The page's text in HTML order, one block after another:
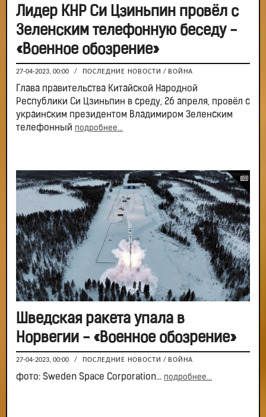
Лидер КНР Си Цзиньпин провёл с
Зеленским телефонную беседу -
«Военное обозрение»
27-04-2023, 00:00 / ПОСЛЕДНИЕ НОВОСТИ / ВОЙНА
Глава правительства Китайской Народной
Республики Си Цзиньпин в среду, 26 апреля, провёл с
украинским президентом Владимиром Зеленским
телефонный подробнее...
Шведская ракета упала в
Норвегии - «Военное обозрение»
27-04-2023, 00:00 / ПОСЛЕДНИЕ НОВОСТИ / ВОЙНА
фото: Sweden Space Corporation... подробнее...